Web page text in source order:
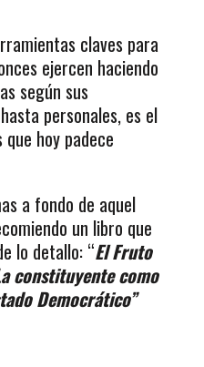
claves para
ejercen haciendo
según sus
personales, es el
hoy padece
a fondo de aquel
un libro que
lo detallo: “El Fruto
constituyente como
Democrático”